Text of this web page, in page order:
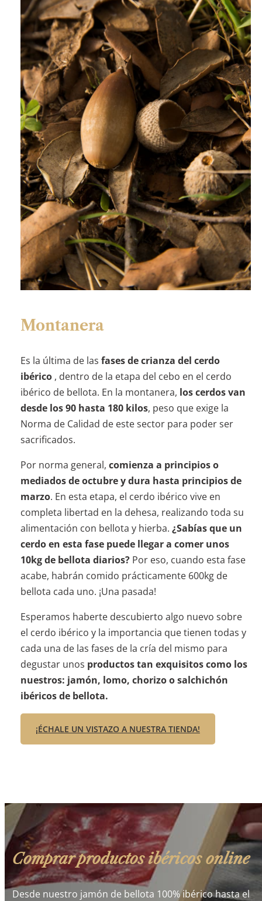
Montanera
Es la última de las fases de crianza del cerdo
ibérico, dentro de la etapa del cebo en el cerdo
ibérico de bellota. En la montanera, los cerdos van
desde los90 hasta 180 kilos, peso que exige la
Norma de Calidad de este sector para poder ser
sacrificados.
Por norma general, comienza a principios o
mediados de octubre y dura hasta principios de
marzo. En esta etapa, el cerdo ibérico vive en
completa libertad en la dehesa, realizando toda su
alimentación con bellota y hierba. ¿Sabías que un
cerdo en esta fase puede llegar a comer unos
10kg de bellota diarios?Por eso, cuando esta fase
acabe, habrán comido prácticamente 600kg de
bellota cada uno. ¡Una pasada!
Esperamos haberte descubierto algo nuevo sobre
el cerdo ibérico y la importancia que tienen todas y
cada una de las fases de la cría del mismo para
degustar unos productos tan exquisitos como los
nuestros: jamón, lomo, chorizo o salchichón
ibéricos de bellota.
¡ÉCHALE UN VISTAZO A NUESTRA TIENDA!
Comprar productos ibéricos online
Desde nuestro jamón de bellota 100% ibérico hasta el